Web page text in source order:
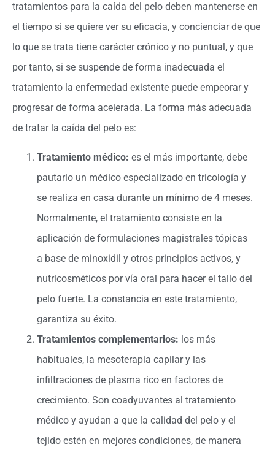
tratamientos para la caída del pelo deben mantenerse en
el tiempo si se quiere ver su eficacia, y concienciar de que
lo que se trata tiene carácter crónico y no puntual, y que
por tanto, si se suspende de forma inadecuada el
tratamiento la enfermedad existente puede empeorar y
progresar de forma acelerada. La forma más adecuada
de tratar la caída del pelo es:
Tratamiento médico: es el más importante, debe
pautarlo un médico especializado en tricología y
se realiza en casa durante un mínimo de 4 meses.
Normalmente, el tratamiento consiste en la
aplicación de formulaciones magistrales tópicas
a base de minoxidil y otros principios activos, y
nutricosméticos por vía oral para hacer el tallo del
pelo fuerte. La constancia en este tratamiento,
garantiza su éxito.
Tratamientos complementarios: los más
habituales, la mesoterapia capilar y las
infiltraciones de plasma rico en factores de
crecimiento. Son coadyuvantes al tratamiento
médico y ayudan a que la calidad del pelo y el
tejido estén en mejores condiciones, de manera